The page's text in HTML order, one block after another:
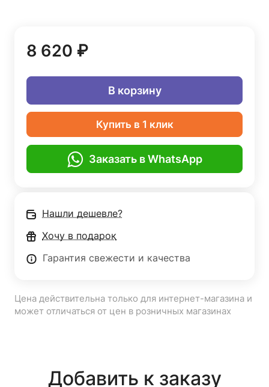
8 620 ₽
В корзину
Купить в 1 клик
Заказать в WhatsApp
Нашли дешевле?
Хочу в подарок
Гарантия свежести и качества
Цена действительна только для интернет-магазина и
может отличаться от цен в розничных магазинах
Добавить к заказу